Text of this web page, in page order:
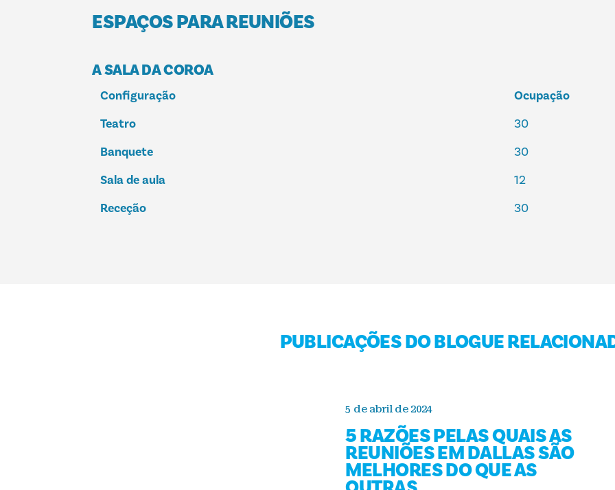
ESPAÇOS PARA REUNIÕES
A SALA DA COROA
Configuração
Ocupação
Teatro
30
Banquete
30
Sala de aula
12
Receção
30
PUBLICAÇÕES DO BLOGUE
5 de abril de 2024
5 RAZÕES PELAS QUAIS AS
REUNIÕES EM DALLAS SÃO
MELHORES DO QUE AS